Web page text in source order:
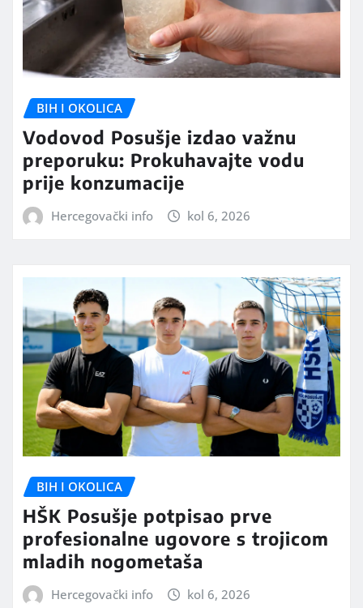
BIH I OKOLICA
Vodovod Posušje izdao važnu
preporuku: Prokuhavajte vodu
prije konzumacije
Hercegovački info kol 6, 2026
BIH I OKOLICA
HŠK Posušje potpisao prve
profesionalne ugovore s trojicom
mladih nogometaša
Hercegovački info kol 6, 2026